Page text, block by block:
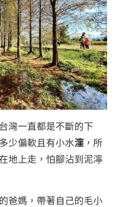
灣一直都是不斷的下
少偏軟且有小水漥 ，所
地上走，怕腳沾到泥濘
爸媽，帶著自己的毛小